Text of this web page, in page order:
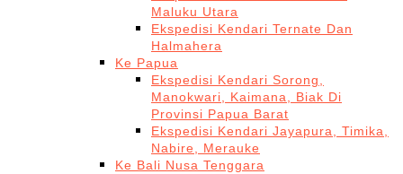
Maluku Utara
Ekspedisi Kendari Ternate Dan
Halmahera
Ke Papua
Ekspedisi Kendari Sorong,
Manokwari, Kaimana, Biak Di
Provinsi Papua Barat
Ekspedisi Kendari Jayapura, Timika,
Nabire, Merauke
Ke Bali Nusa Tenggara